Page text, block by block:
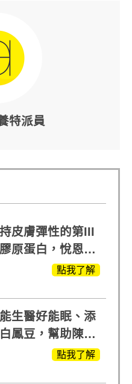
特派員
皮膚彈性的第III
原蛋白，悅恩詩
予寶寶般的肌膚感
點我了解
生醫好能眠、添
鳳豆，幫助陳亞
入睡的力量點我了解